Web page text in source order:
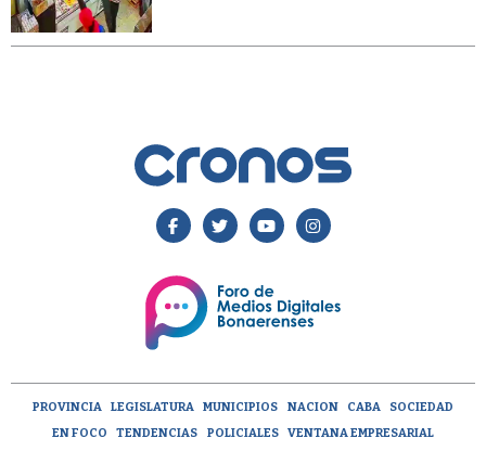
PROVINCIA LEGISLATURA MUNICIPIOS NACION CABA
SOCIEDAD
EN FOCO
TENDENCIAS POLICIALES VENTANA EMPRESARIAL